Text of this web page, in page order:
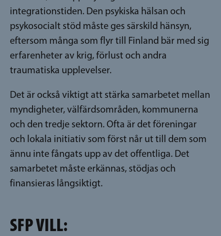
integrationstiden. Den psykiska hälsan och
psykosocialt stöd måste ges särskild hänsyn,
eftersom många som flyr till Finland bär med sig
erfarenheter av krig, förlust och andra
traumatiska upplevelser.
Det är också viktigt att stärka samarbetet mellan
myndigheter, välfärdsområden, kommunerna
och den tredje sektorn. Ofta är det föreningar
och lokala initiativ som först når ut till dem som
ännu inte fångats upp av det offentliga. Det
samarbetet måste erkännas, stödjas och
finansieras långsiktigt.
SFP VILL: